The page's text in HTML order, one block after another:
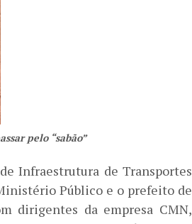
pelo “sabão”
Infraestrutura de Transportes
Público e o prefeito de
dirigentes da empresa CMN,